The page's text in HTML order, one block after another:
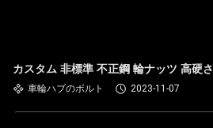
カスタム 非標準 不正鋼 輪ナッツ 高硬さ
車輪ハブのボルト 2023-11-07